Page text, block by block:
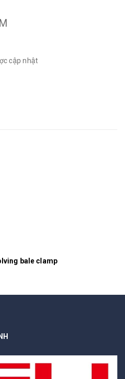
cập nhật
bale clamp